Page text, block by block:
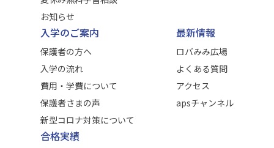
お知らせ
入学のご案内
保護者の方へ
入学の流れ
費用・学費について
保護者さまの声
新型コロナ対策について
最新情報
ロバみみ広場
よくある質問
アクセス
apsチャンネル
合格実績